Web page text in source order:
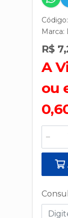
Marca:
R$
A
ou